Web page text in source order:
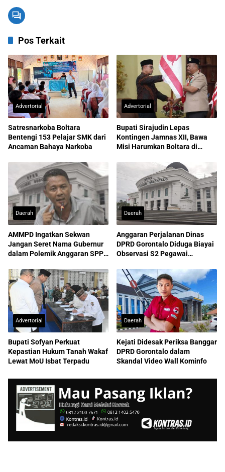
Pos Terkait
Advertorial
Satresnarkoba Boltara
Bentengi 153 Pelajar SMK dari
Ancaman Bahaya Narkoba
Advertorial
Bupati Sirajudin Lepas
Kontingen Jamnas XII, Bawa
Misi Harumkan Boltara di
Daerah
AMMPD Ingatkan Sekwan
Jangan Seret Nama Gubernur
dalam Polemik Anggaran SPPD
Daerah
Anggaran Perjalanan Dinas
DPRD Gorontalo Diduga Biayai
Observasi S2 Pegawai
Advertorial
Bupati Sofyan Perkuat
Kepastian Hukum Tanah Wakaf
Lewat MoU Isbat Terpadu
Daerah
Kejati Didesak Periksa Banggar
DPRD Gorontalo dalam
Skandal Video Wall Kominfo